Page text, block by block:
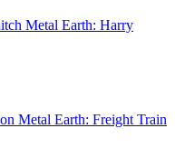
Metal Earth: Harry
Metal Earth: Freight Train